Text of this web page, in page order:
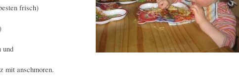
frisch)
und
mit anschmoren.